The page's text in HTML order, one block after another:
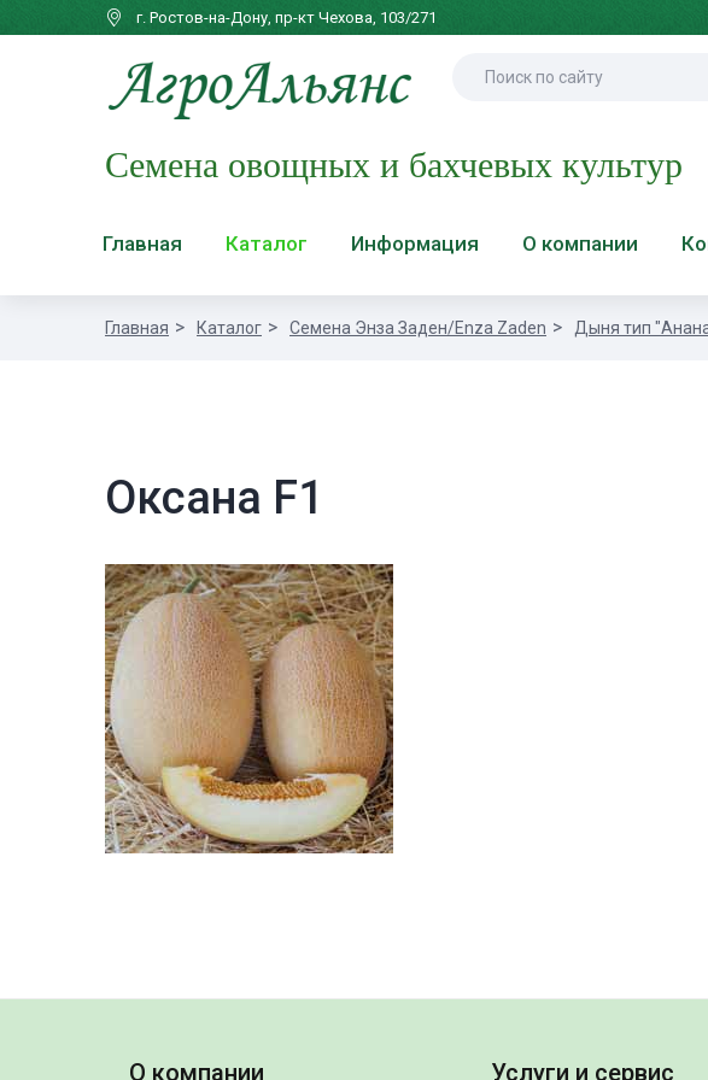
г. Ростов-на-Дону, пр-кт Чехова, 103/271
Семена овощных и бахчевых культур
Главная Каталог Информация О компании
Главная Каталог Семена Энза Заден/Enza Zaden Дыня тип
Оксана F1
О компании Услуги и сервис